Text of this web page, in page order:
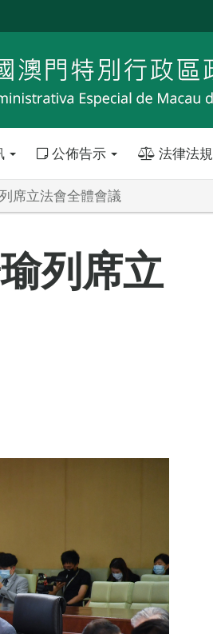
公佈告示 法律法規
席立法會全體會議
列席立